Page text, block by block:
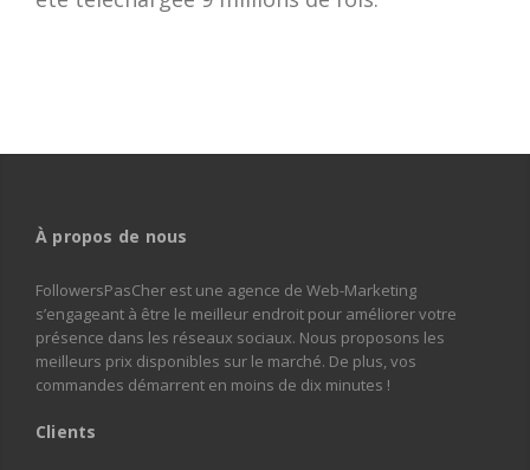
À propos de nous
FollowersPasCher est une agence de Web-Marketing
s’engageant à être le meilleur endroit pour améliorer votre
présence dans les réseaux sociaux. Nous proposons les
meilleurs prix disponibles sur le marché. De plus, vos
commandes démarrent en moins de dix minutes !
Clients